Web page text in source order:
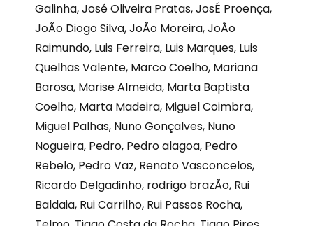
Galinha, José Oliveira Pratas, JosÉ Proença,
JoÃo Diogo Silva, JoÃo Moreira, JoÃo
Raimundo, Luis Ferreira, Luis Marques, Luis
Quelhas Valente, Marco Coelho, Mariana
Barosa, Marise Almeida, Marta Baptista
Coelho, Marta Madeira, Miguel Coimbra,
Miguel Palhas, Nuno Gonçalves, Nuno
Nogueira, Pedro, Pedro alagoa, Pedro
Rebelo, Pedro Vaz, Renato Vasconcelos,
Ricardo Delgadinho, rodrigo brazÃo, Rui
Baldaia, Rui Carrilho, Rui Passos Rocha,